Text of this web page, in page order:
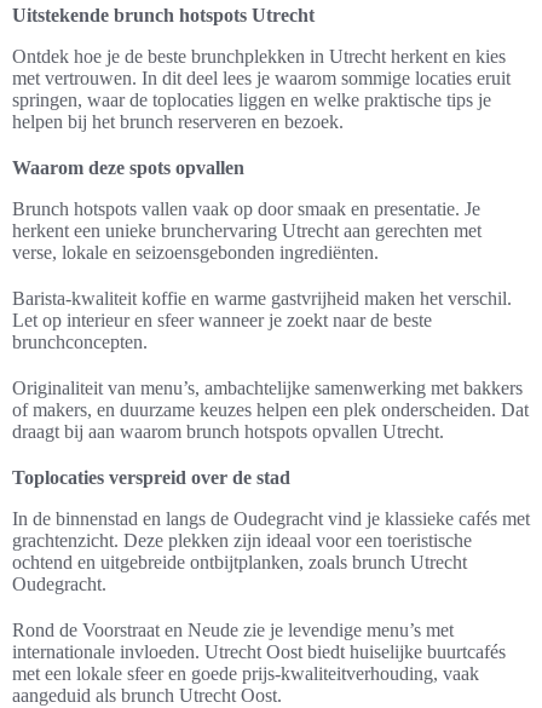
Uitstekende brunch hotspots Utrecht
Ontdek hoe je de beste brunchplekken in Utrecht herkent en kies
met vertrouwen. In dit deel lees je waarom sommige locaties eruit
springen, waar de toplocaties liggen en welke praktische tips je
helpen bij het brunch reserveren en bezoek.
Waarom deze spots opvallen
Brunch hotspots vallen vaak op door smaak en presentatie. Je
herkent een unieke brunchervaring Utrecht aan gerechten met
verse, lokale en seizoensgebonden ingrediënten.
Barista-kwaliteit koffie en warme gastvrijheid maken het verschil.
Let op interieur en sfeer wanneer je zoekt naar de beste
brunchconcepten.
Originaliteit van menu’s, ambachtelijke samenwerking met bakkers
of makers, en duurzame keuzes helpen een plek onderscheiden. Dat
draagt bij aan waarom brunch hotspots opvallen Utrecht.
Toplocaties verspreid over de stad
In de binnenstad en langs de Oudegracht vind je klassieke cafés met
grachtenzicht. Deze plekken zijn ideaal voor een toeristische
ochtend en uitgebreide ontbijtplanken, zoals brunch Utrecht
Oudegracht.
Rond de Voorstraat en Neude zie je levendige menu’s met
internationale invloeden. Utrecht Oost biedt huiselijke buurtcafés
met een lokale sfeer en goede prijs-kwaliteitverhouding, vaak
aangeduid als brunch Utrecht Oost.